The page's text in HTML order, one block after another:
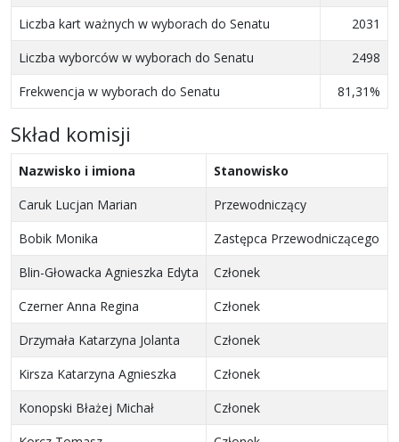
Liczba kart ważnych w wyborach do Senatu
2031
Liczba wyborców w wyborach do Senatu
2498
Frekwencja w wyborach do Senatu
81,31%
Skład komisji
Nazwisko i imiona
Stanowisko
Caruk Lucjan Marian
Przewodniczący
Bobik Monika
Zastępca Przewodniczącego
Blin-Głowacka Agnieszka Edyta
Członek
Czerner Anna Regina
Członek
Drzymała Katarzyna Jolanta
Członek
Kirsza Katarzyna Agnieszka
Członek
Konopski Błażej Michał
Członek